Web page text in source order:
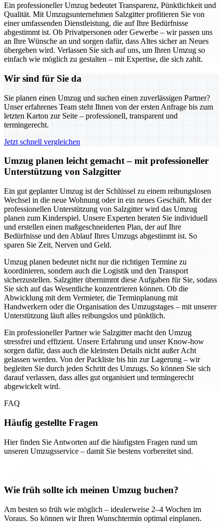
Ein professioneller Umzug bedeutet Transparenz, Pünktlichkeit und
Qualität. Mit Umzugsunternehmen Salzgitter profitieren Sie von
einer umfassenden Dienstleistung, die auf Ihre Bedürfnisse
abgestimmt ist. Ob Privatpersonen oder Gewerbe – wir passen uns
an Ihre Wünsche an und sorgen dafür, dass Altes sicher an Neues
übergeben wird. Verlassen Sie sich auf uns, um Ihren Umzug so
einfach wie möglich zu gestalten – mit Expertise, die sich zahlt.
Wir sind für Sie da
Sie planen einen Umzug und suchen einen zuverlässigen Partner?
Unser erfahrenes Team steht Ihnen von der ersten Anfrage bis zum
letzten Karton zur Seite – professionell, transparent und
termingerecht.
Jetzt schnell vergleichen
Umzug planen leicht gemacht – mit professioneller
Unterstützung von Salzgitter
Ein gut geplanter Umzug ist der Schlüssel zu einem reibungslosen
Wechsel in die neue Wohnung oder in ein neues Geschäft. Mit der
professionellen Unterstützung von Salzgitter wird das Umzug
planen zum Kinderspiel. Unsere Experten beraten Sie individuell
und erstellen einen maßgeschneiderten Plan, der auf Ihre
Bedürfnisse und den Ablauf Ihres Umzugs abgestimmt ist. So
sparen Sie Zeit, Nerven und Geld.
Umzug planen bedeutet nicht nur die richtigen Termine zu
koordinieren, sondern auch die Logistik und den Transport
sicherzustellen. Salzgitter übernimmt diese Aufgaben für Sie, sodass
Sie sich auf das Wesentliche konzentrieren können. Ob die
Abwicklung mit dem Vermieter, die Terminplanung mit
Handwerkern oder die Organisation des Umzugstages – mit unserer
Unterstützung läuft alles reibungslos und pünktlich.
Ein professioneller Partner wie Salzgitter macht den Umzug
stressfrei und effizient. Unsere Erfahrung und unser Know-how
sorgen dafür, dass auch die kleinsten Details nicht außer Acht
gelassen werden. Von der Packliste bis hin zur Lagerung – wir
begleiten Sie durch jeden Schritt des Umzugs. So können Sie sich
darauf verlassen, dass alles gut organisiert und termingerecht
abgewickelt wird.
FAQ
Häufig gestellte Fragen
Hier finden Sie Antworten auf die häufigsten Fragen rund um
unseren Umzugsservice – damit Sie bestens vorbereitet sind.
Wie früh sollte ich meinen Umzug buchen?
Am besten so früh wie möglich – idealerweise 2–4 Wochen im
Voraus. So können wir Ihren Wunschtermin optimal einplanen.